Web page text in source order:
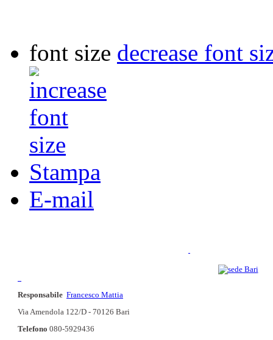
font size decrease font
Stampa
E-mail
Responsabile Francesco Mattia
Via Amendola 122/D - 70126 Bari
Telefono 080-5929436